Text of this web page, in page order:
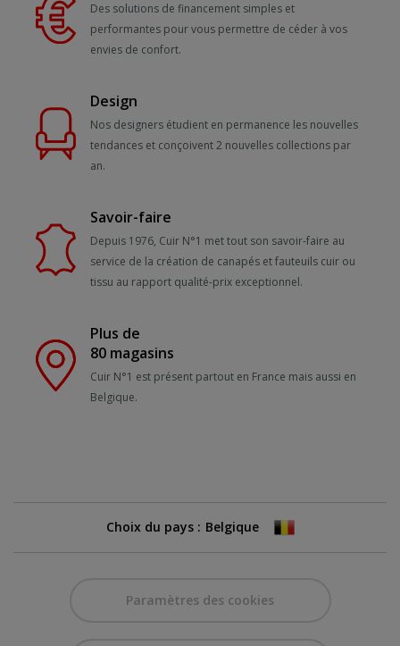
Des solutions de financement simples et
performantes pour vous permettre de céder à vos
envies de confort.
Design
Nos designers étudient en permanence les nouvelles
tendances et conçoivent 2 nouvelles collections par
an.
Savoir-faire
Depuis 1976, Cuir N°1 met tout son savoir-faire au
service de la création de canapés et fauteuils cuir ou
tissu au rapport qualité-prix exceptionnel.
Plus de
80 magasins
Cuir N°1 est présent partout en France mais aussi en
Belgique.
Choix du pays :
Paramètres des cookies